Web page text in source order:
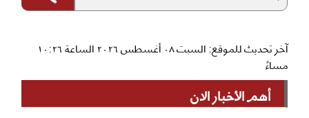
آخر تحديث للموقع: السبت ٠٨ أغسطس ٢٠٢٦ الساعة ١٠:٢٦
مساءً
أهم الأخبار الان